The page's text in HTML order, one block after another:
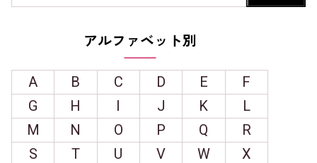
アルファベット別
A B C D E
F
G
H I J K
L
M
N O P Q
R
S
T U V W
X